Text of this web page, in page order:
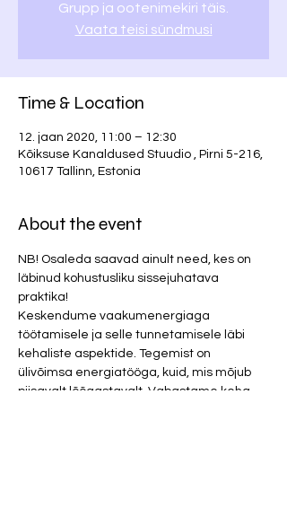
Grupp ja ootenimekiri täis.
Vaata teisi sündmusi
Time & Location
12. jaan 2020, 11:00 – 12:30
Kõiksuse Kanaldused Stuudio , Pirni 5-216,
10617 Tallinn, Estonia
About the event
NB! Osaleda saavad ainult need, kes on
läbinud kohustusliku sissejuhatava
praktika!
Keskendume vaakumenergiaga
töötamisele ja selle tunnetamisele läbi
kehaliste aspektide. Tegemist on
ülivõimsa energiatööga, kuid, mis mõjub
piisavalt lõõgastavalt. Vabastame keha